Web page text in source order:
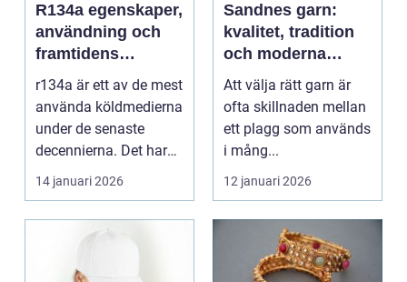
R134a egenskaper,
användning och
framtidens
alternativ
r134a är ett av de mest
använda köldmedierna
under de senaste
decennierna. Det har
haft en central r...
14 januari 2026
Sandnes garn:
kvalitet, tradition
och moderna
färger för alla
stickare
Att välja rätt garn är
ofta skillnaden mellan
ett plagg som används
i mång...
12 januari 2026